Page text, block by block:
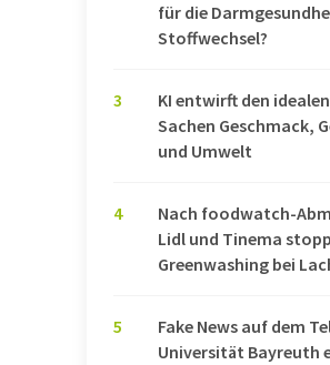
für die
Stoffwechsel?
3
KI entwirft den
Sachen Geschmack,
und Umwelt
4
Nach foodwatch-
Lidl und Tinema
Greenwashing bei
5
Fake News auf dem
Universität Bayreuth